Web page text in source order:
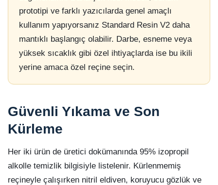
prototipi ve farklı yazıcılarda genel amaçlı
kullanım yapıyorsanız Standard Resin V2 daha
mantıklı başlangıç olabilir. Darbe, esneme veya
yüksek sıcaklık gibi özel ihtiyaçlarda ise bu ikili
yerine amaca özel reçine seçin.
Güvenli Yıkama ve Son
Kürleme
Her iki ürün de üretici dokümanında 95% izopropil
alkolle temizlik bilgisiyle listelenir. Kürlenmemiş
reçineyle çalışırken nitril eldiven, koruyucu gözlük ve